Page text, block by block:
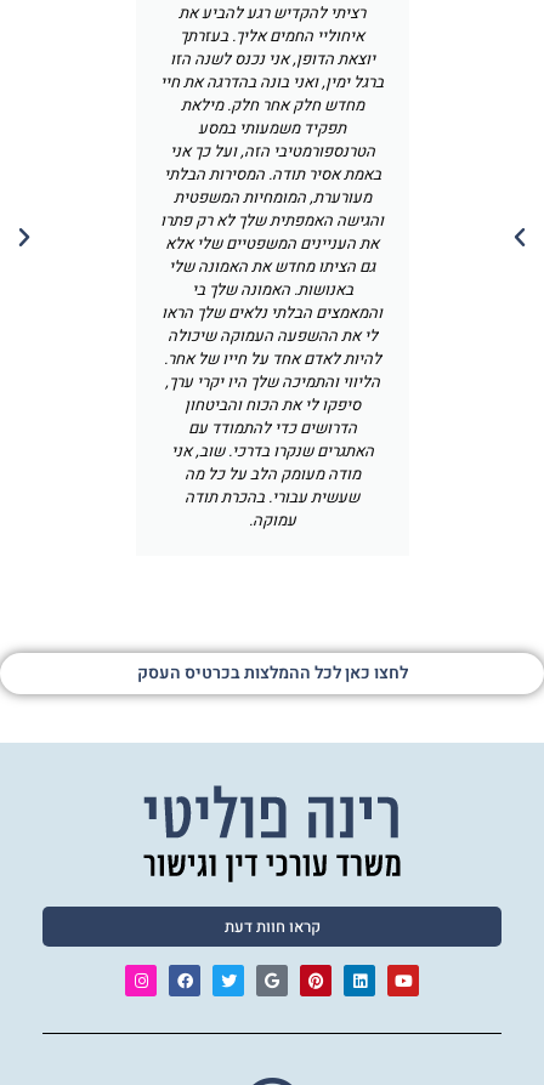
רציתי להקדיש רגע להביע את
איחוליי החמים אליך. בעזרתך
יוצאת הדופן, אני נכנס לשנה הזו
ברגל ימין, ואני בונה בהדרגה את חיי
מחדש חלק אחר חלק. מילאת
תפקיד משמעותי במסע
הטרנספורמטיבי הזה, ועל כך אני
באמת אסיר תודה. המסירות הבלתי
מעורערת, המומחיות המשפטית
והגישה האמפתית שלך לא רק פתרו
את העניינים המשפטיים שלי אלא
גם הציתו מחדש את האמונה שלי
באנושות. האמונה שלך בי
והמאמצים הבלתי נלאים שלך הראו
לי את ההשפעה העמוקה שיכולה
להיות לאדם אחד על חייו של אחר.
הליווי והתמיכה שלך היו יקרי ערך,
סיפקו לי את הכוח והביטחון
הדרושים כדי להתמודד עם
האתגרים שנקרו בדרכי. שוב, אני
מודה מעומק הלב על כל מה
שעשית עבורי. בהכרת תודה
עמוקה.
לחצו כאן לכל ההמלצות בכרטיס העסק
קראו חוות דעת